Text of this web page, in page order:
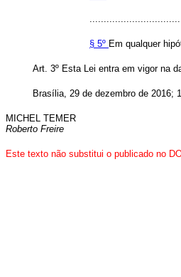
§ 5º Em qualquer
Art. 3º Esta Lei entra em vigor na
Brasília, 29 de dezembro de 2016;
MICHEL TEMER
Roberto Freire
Este texto não substitui o publicado no